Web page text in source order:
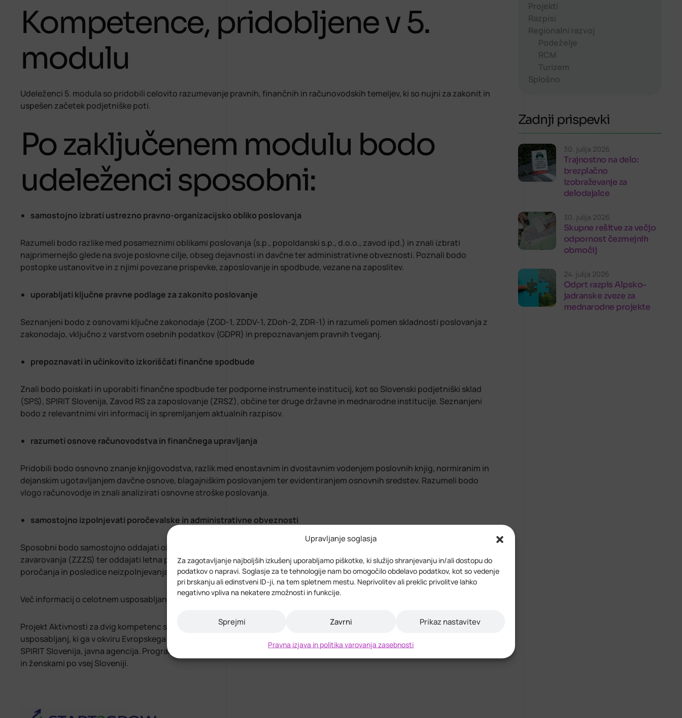
Upravljanje soglasja
Za zagotavljanje najboljših izkušenj uporabljamo piškotke, ki služijo shranjevanju in/ali dostopu do
podatkov o napravi. Soglasje za te tehnologije nam bo omogočilo obdelavo podatkov, kot so vedenje
pri brskanju ali edinstveni ID-ji, na tem spletnem mestu. Neprivolitev ali preklic privolitve lahko
negativno vpliva na nekatere zmožnosti in funkcije.
Sprejmi Zavrni Prikaz nastavitev
Pravna izjava in politika varovanja zasebnosti
Kompetence, pridobljene v 5.
modulu
Udeleženci 5. modula so pridobili celovito razumevanje pravnih, finančnih in računovodskih temeljev, ki so nujni za zakonit in
uspešen začetek podjetniške poti.
Po zaključenem modulu bodo
udeleženci sposobni:
samostojno izbrati ustrezno pravno-organizacijsko obliko poslovanja
Razumeli bodo razlike med posameznimi oblikami poslovanja (s.p., popoldanski s.p., d.o.o., zavod ipd.) in znali izbrati
najprimernejšo glede na svoje poslovne cilje, obseg dejavnosti in davčne ter administrativne obveznosti. Poznali bodo
postopke ustanovitve in z njimi povezane prispevke, zaposlovanje in spodbude, vezane na zaposlitev.
uporabljati ključne pravne podlage za zakonito poslovanje
Seznanjeni bodo z osnovami ključne zakonodaje (ZGD-1, ZDDV-1, ZDoh-2, ZDR-1) in razumeli pomen skladnosti poslovanja z
zakonodajo, vključno z varstvom osebnih podatkov (GDPR) in prepoznavanjem pravnih tveganj.
prepoznavati in učinkovito izkoriščati finančne spodbude
Znali bodo poiskati in uporabiti finančne spodbude ter podporne instrumente institucij, kot so Slovenski podjetniški sklad
(SPS), SPIRIT Slovenija, Zavod RS za zaposlovanje (ZRSZ), občine ter druge državne in mednarodne institucije. Seznanjeni
bodo z relevantnimi viri informacij in spremljanjem aktualnih razpisov.
razumeti osnove računovodstva in finančnega upravljanja
Pridobili bodo osnovno znanje knjigovodstva, razlik med enostavnim in dvostavnim vodenjem poslovnih knjig, normiranim in
dejanskim ugotavljanjem davčne osnove, blagajniškim poslovanjem ter evidentiranjem osnovnih sredstev. Razumeli bodo
vlogo računovodje in znali analizirati osnovne stroške poslovanja.
samostojno izpolnjevati poročevalske in administrativne obveznosti
Sposobni bodo samostojno oddajati obračune DDV in prispevke FURS-u, urediti prijave v obvezna socialna in zdravstvena
zavarovanja (ZZZS) ter oddajati letna poročila AJPES-u. Obvladali bodo uporabo portalov eDavki in SPOT, poznali roke
poročanja in posledice neizpolnjevanja obveznosti.
Več informacij o celotnem usposabljanju s kontaktnimi podatki najdete na https://start2grow.si/
Projekt Aktivnosti za dvig kompetenc s področja podjetništva za obdobje 2025 – 2029 (START2GROW) je nacionalni program
usposabljanj, ki ga v okviru Evropskega socialnega sklada plus (ESS+) in Ministrstva za gospodarstvo, turizem in šport izvaja
SPIRIT Slovenija, javna agencija. Program je zasnovan z namenom sistematične krepitve podjetniških kompetenc med mladimi
in ženskami po vsej Sloveniji.
Projekti
Razpisi
Regionalni razvoj
Podeželje
RCM
Turizem
Splošno
Zadnji prispevki
30. julija 2026
Trajnostno na delo:
brezplačno
izobraževanje za
delodajalce
30. julija 2026
Skupne rešitve za večjo
odpornost čezmejnih
območij
24. julija 2026
Odprt razpis Alpsko-
jadranske zveze za
mednarodne projekte